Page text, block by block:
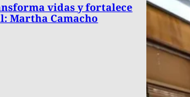
vidas y fortalece
Martha Camacho